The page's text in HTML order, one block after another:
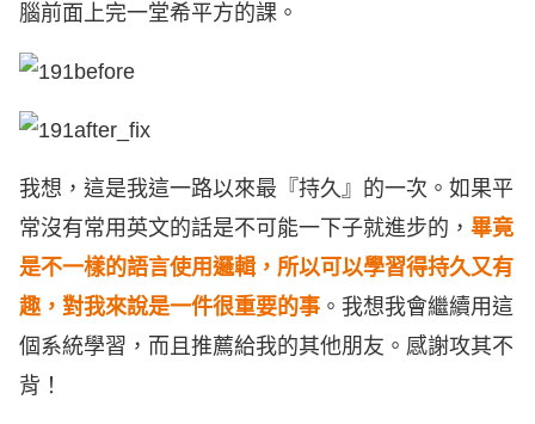
腦前面上完一堂希平方的課。
我想，這是我這一路以來最『持久』的一次。如果平
常沒有常用英文的話是不可能一下子就進步的， 畢竟
是不一樣的語言使用邏輯，所以可以學習得持久又有
趣，對我來說是一件很重要的事 。我想我會繼續用這
個系統學習，而且推薦給我的其他朋友。感謝攻其不
背！